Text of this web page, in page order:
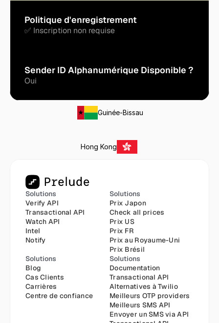
Politique d'enregistrement
✅ Inscription non requise
Sender ID Alphanumérique Disponible ?
Oui
Guinée-Bissau
Hong Kong
Solutions
Verify API
Transactional API
Watch API
Intel
Notify
Solutions
Prix Japon
Check all prices
Prix US
Prix FR
Prix au Royaume-Uni
Prix Brésil
Solutions
Blog
Cas Clients
Carrières
Centre de confiance
Solutions
Documentation
Transactional API
Alternatives à Twilio
Meilleurs OTP providers
Meilleurs SMS API
Envoyer un SMS via API